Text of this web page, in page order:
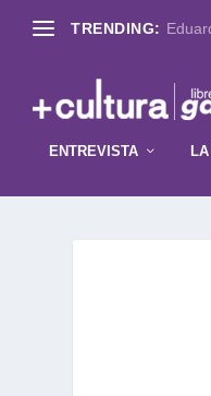
TRENDING:
ENTREVISTA